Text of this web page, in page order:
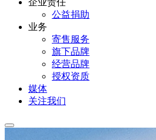
企业责任
公益捐助
业务
寄售服务
旗下品牌
经营品牌
授权资质
媒体
关注我们